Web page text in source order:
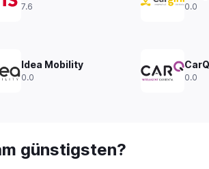
7.6 0.0
Idea Mobility
0.0
CarQ
0.0
günstigsten?